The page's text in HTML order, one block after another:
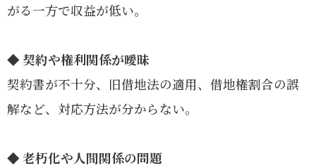
がる一方で収益が低い。
◆ 契約や権利関係が曖昧
契約書が不十分、旧借地法の適用、借地権割合の誤
解など、対応方法が分からない。
◆ 老朽化や人間関係の問題